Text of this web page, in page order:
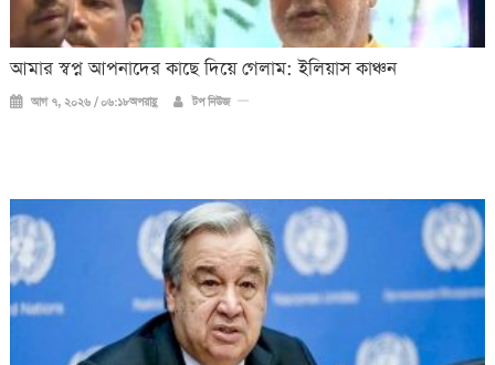
আমার স্বপ্ন আপনাদের কাছে দিয়ে গেলাম: ইলিয়াস কাঞ্চন
আগ ৭, ২০২৬ / ০৬:১৮অপরাহ্ণ টপ নিউজ